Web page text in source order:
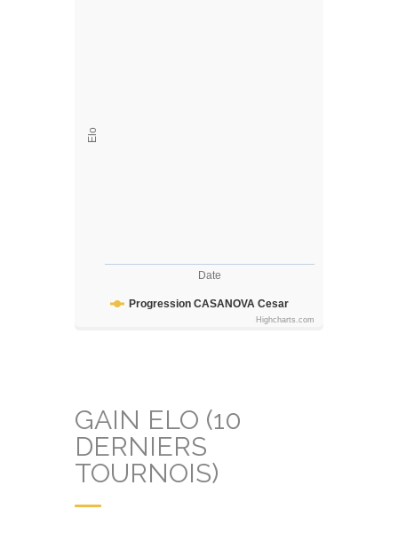
Date
Elo
Progression CASANOVA Cesar
Highcharts.com
GAIN ELO (10
DERNIERS
TOURNOIS)